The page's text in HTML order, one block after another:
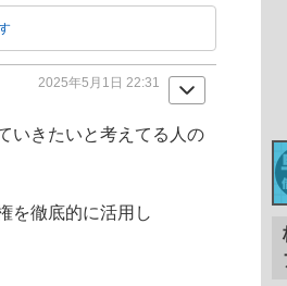
2025年5月1日 22:31
いきたいと考えてる人の
を徹底的に活用し